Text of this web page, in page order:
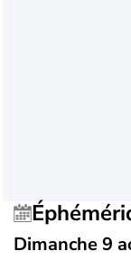
Dimanche 9